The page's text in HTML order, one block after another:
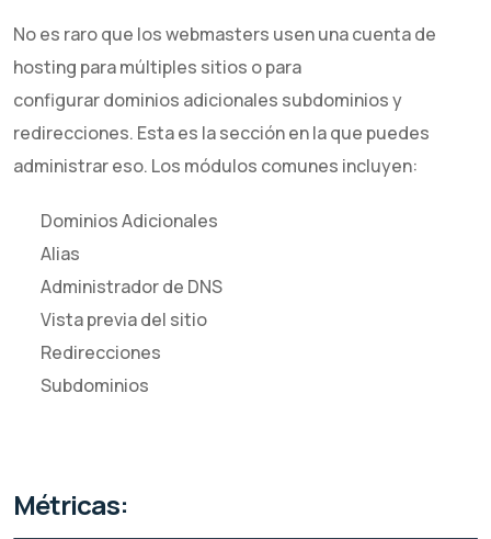
No es raro que los webmasters usen una cuenta de
hosting para múltiples sitios o para
configurar dominios adicionales subdominios y
redirecciones. Esta es la sección en la que puedes
administrar eso. Los módulos comunes incluyen:
Dominios Adicionales
Alias
Administrador de DNS
Vista previa del sitio
Redirecciones
Subdominios
Métricas: